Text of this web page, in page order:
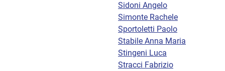
Sidoni Angelo
Simonte Rachele
Sportoletti Paolo
Stabile Anna Maria
Stingeni Luca
Stracci Fabrizio